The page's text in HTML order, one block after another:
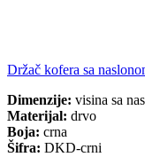
Držač kofera sa
Dimenzije: visina sa
Materijal: drvo
Boja: crna
Šifra: DKD-crni